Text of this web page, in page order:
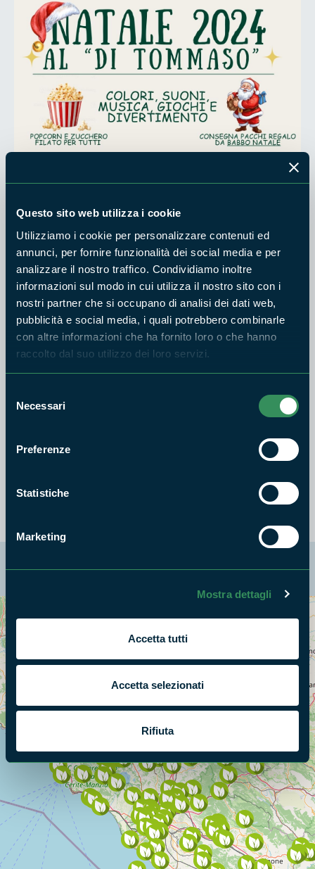
Questo sito web utilizza i cookie
Utilizziamo i cookie per personalizzare contenuti ed
annunci, per fornire funzionalità dei social media e per
analizzare il nostro traffico. Condividiamo inoltre
informazioni sul modo in cui utilizza il nostro sito con i
nostri partner che si occupano di analisi dei dati web,
pubblicità e social media, i quali potrebbero combinarle
con altre informazioni che ha fornito loro o che hanno
raccolto dal suo utilizzo dei loro servizi.
delNecessari
Preferenze
Statistiche
Marketing
Mostra dettagli
Accetta tutti
Accetta selezionati
Rifiuta
Vi apsettiamo a Passo Corese il giorno 21 dicembre per
informazioni sono sulla locandina. L'evento fa parte del
progetto La Riserva del Gusto promossa dal nostro Ente con
il contributo dell'Arsial / Regione Lazio.